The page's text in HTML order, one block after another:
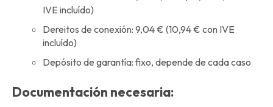
IVE incluído)
Dereitos de conexión: 9,04 € (10,94 € con IVE
incluído)
Depósito de garantía: fixo, depende de cada caso
Documentación necesaria: